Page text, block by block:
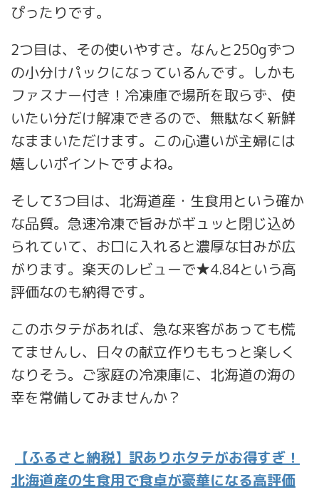
ぴったりです。
2つ目は、その使いやすさ。なんと250gずつ
の小分けパックになっているんです。しかも
ファスナー付き！冷凍庫で場所を取らず、使
いたい分だけ解凍できるので、無駄なく新鮮
なままいただけます。この心遣いが主婦には
嬉しいポイントですよね。
そして3つ目は、北海道産・生食用という確か
な品質。急速冷凍で旨みがギュッと閉じ込め
られていて、お口に入れると濃厚な甘みが広
がります。楽天のレビューで★4.84という高
評価なのも納得です。
このホタテがあれば、急な来客があっても慌
てませんし、日々の献立作りももっと楽しく
なりそう。ご家庭の冷凍庫に、北海道の海の
幸を常備してみませんか？
【ふるさと納税】訳ありホタテがお得すぎ！
北海道産の生食用で食卓が豪華になる高評価